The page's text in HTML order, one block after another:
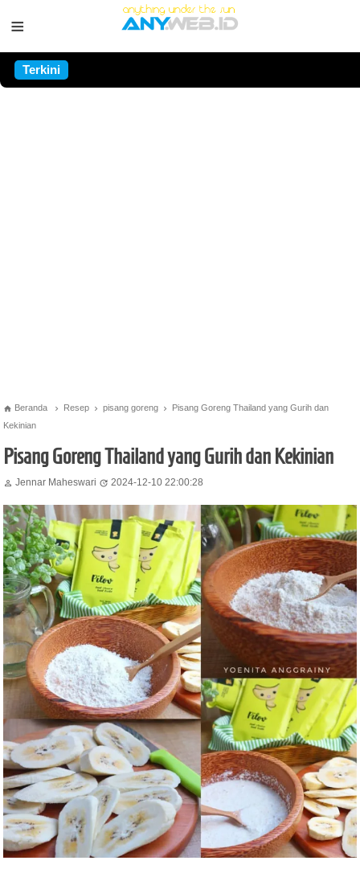
≡
Terkini
 Beranda  Resep  pisang goreng 
Pisang Goreng Thailand yang Gurih dan
Kekinian
Pisang Goreng Thailand yang Gurih dan Kekinian
 Jennar Maheswari  2024-12-10 22:00:28